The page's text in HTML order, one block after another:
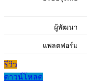
ผู้พัฒนา
แพลตฟอร์ม
รีวิว
ดาวน์โหลด